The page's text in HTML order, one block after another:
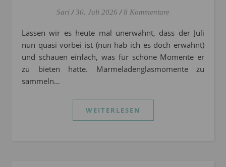
Sari / 30. Juli 2026 / 8 Kommentare
Lassen wir es heute mal unerwähnt, dass der Juli
nun quasi vorbei ist (nun hab ich es doch erwähnt)
und schauen einfach, was für schöne Momente er
zu bieten hatte. Marmeladenglasmomente zu
sammeln…
WEITERLESEN